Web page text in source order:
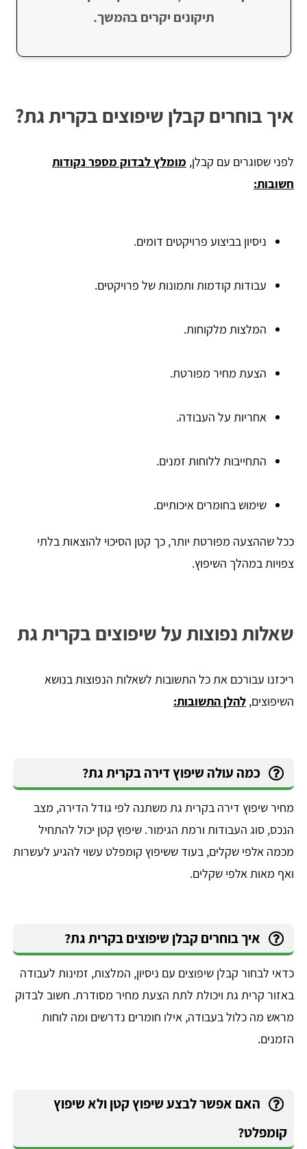
תיקונים יקרים בהמשך.
איך בוחרים קבלן שיפוצים בקרית גת?
לפני שסוגרים עם קבלן, מומלץ לבדוק מספר נקודות
חשובות:
ניסיון בביצוע פרויקטים דומים.
עבודות קודמות ותמונות של פרויקטים.
המלצות מלקוחות.
הצעת מחיר מפורטת.
אחריות על העבודה.
התחייבות ללוחות זמנים.
שימוש בחומרים איכותיים.
ככל שההצעה מפורטת יותר, כך קטן הסיכוי להוצאות בלתי
צפויות במהלך השיפוץ.
שאלות נפוצות על שיפוצים בקרית גת
ריכזנו עבורכם את כל התשובות לשאלות הנפוצות בנושא
השיפוצים, להלן התשובות:
כמה עולה שיפוץ דירה בקרית גת?
מחיר שיפוץ דירה בקרית גת משתנה לפי גודל הדירה, מצב
הנכס, סוג העבודות ורמת הגימור. שיפוץ קטן יכול להתחיל
מכמה אלפי שקלים, בעוד ששיפוץ קומפלט עשוי להגיע לעשרות
ואף מאות אלפי שקלים.
איך בוחרים קבלן שיפוצים בקרית גת?
כדאי לבחור קבלן שיפוצים עם ניסיון, המלצות, זמינות לעבודה
באזור קרית גת ויכולת לתת הצעת מחיר מסודרת. חשוב לבדוק
מראש מה כלול בעבודה, אילו חומרים נדרשים ומה לוחות
הזמנים.
האם אפשר לבצע שיפוץ קטן ולא שיפוץ
קומפלט?